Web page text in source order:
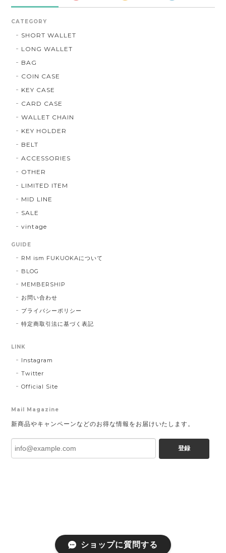
CATEGORY
SHORT WALLET
LONG WALLET
BAG
COIN CASE
KEY CASE
CARD CASE
WALLET CHAIN
KEY HOLDER
BELT
ACCESSORIES
OTHER
LIMITED ITEM
MID LINE
SALE
vintage
GUIDE
RM ism FUKUOKAについて
BLOG
MEMBERSHIP
お問い合わせ
プライバシーポリシー
特定商取引法に基づく表記
LINK
Instagram
Twitter
Official Site
Mail Magazine
新商品やキャンペーンなどのお得な情報をお届けいたします。
登録
ショップに質問する